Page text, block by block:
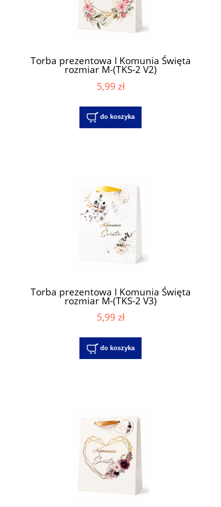
Torba prezentowa I Komunia Święta
rozmiar M-(TKS-2 V2)
5,99 zł
do koszyka
Torba prezentowa I Komunia Święta
rozmiar M-(TKS-2 V3)
5,99 zł
do koszyka